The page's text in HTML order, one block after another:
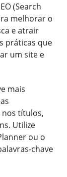
(Search
melhorar o
e atrair
práticas que
um site e
mais
títulos,
Utilize
ou o
chave